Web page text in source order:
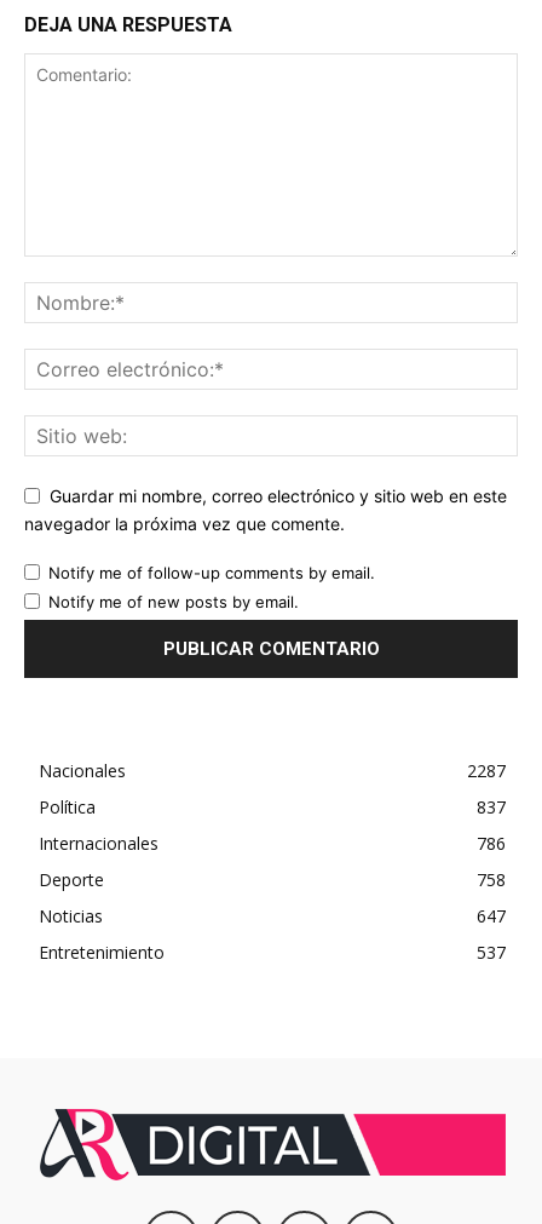
DEJA UNA RESPUESTA
Guardar mi nombre, correo electrónico y sitio web en este
navegador la próxima vez que comente.
Notify me of follow-up comments by email.
Notify me of new posts by email.
Nacionales
2287
Política
837
Internacionales
786
Deporte
758
Noticias
647
Entretenimiento
537